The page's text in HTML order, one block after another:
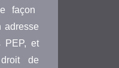
façon
adresse
PEP, et
de